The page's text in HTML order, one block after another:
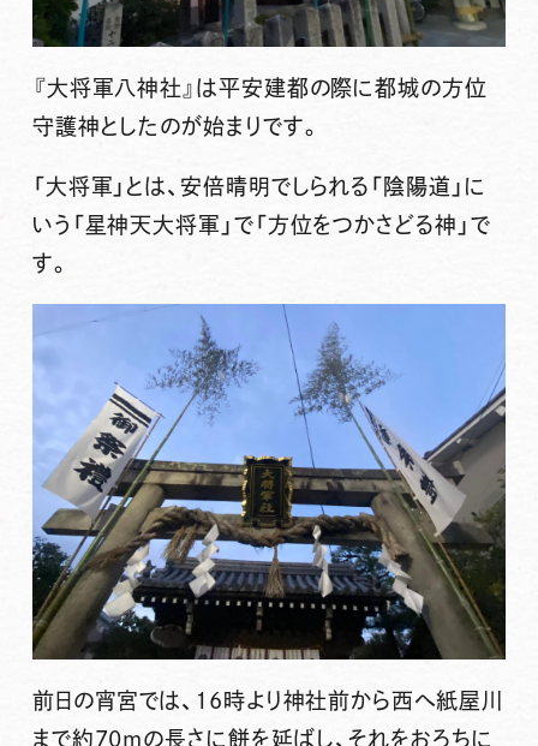
『大将軍八神社』は平安建都の際に都城の方位
守護神としたのが始まりです。
「大将軍」とは、安倍晴明でしられる「陰陽道」に
いう「星神天大将軍」で「方位をつかさどる神」で
す。
前日の宵宮では、16時より神社前から西へ紙屋川
まで約70mの長さに餅を延ばし、それをおろちに